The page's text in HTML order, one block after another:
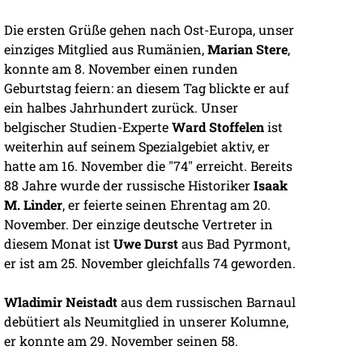
Die ersten Grüße gehen nach Ost-Europa, unser
einziges Mitglied aus Rumänien,Marian Stere,
konnte am 8. November einen runden
Geburtstag feiern: an diesem Tag blickte er auf
ein halbes Jahrhundert zurück. Unser
belgischer Studien-ExperteWard Stoffelenist
weiterhin auf seinem Spezialgebiet aktiv, er
hatte am 16. November die "74" erreicht. Bereits
88 Jahre wurde der russische HistorikerIsaak
M. Linder, er feierte seinen Ehrentag am 20.
November. Der einzige deutsche Vertreter in
diesem Monat ist Uwe Durstaus Bad Pyrmont,
er ist am 25. November gleichfalls 74 geworden.
Wladimir Neistadtaus dem russischen Barnaul
debütiert als Neumitglied in unserer Kolumne,
er konnte am 29. November seinen 58.